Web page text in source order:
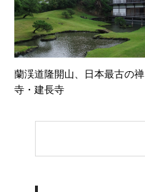
蘭渓道隆開山、日本最古の禅
寺・建長寺